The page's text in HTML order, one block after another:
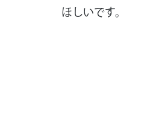
ほしいです。